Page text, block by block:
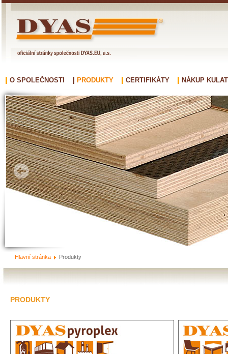
O SPOLEČNOSTI PRODUKTY CERTIFIKÁTY NÁKUP
Hlavní stránka Produkty
PRODUKTY